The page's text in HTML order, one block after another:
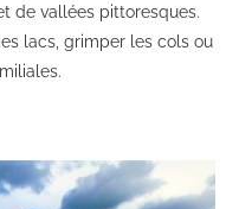
de vallées pittoresques.
lacs, grimper les cols ou